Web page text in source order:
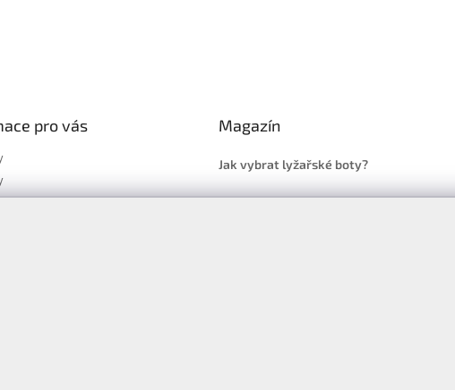
pro vás Magazín
Jak vybrat lyžařské boty?
Jak vybrat lyže?